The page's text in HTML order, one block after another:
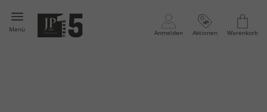
Menü Anmelden Aktionen Warenkorb